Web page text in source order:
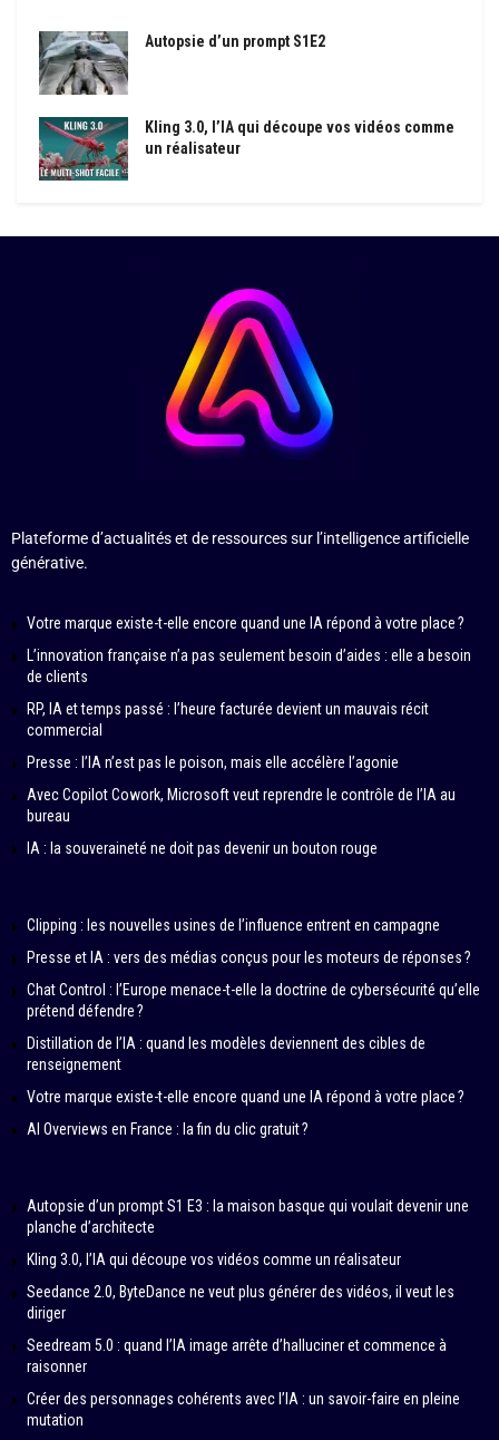
Autopsie d’un prompt S1E2
Kling 3.0, l’IA qui découpe vos vidéos comme
un réalisateur
Plateforme d’actualités et de ressources sur l’intelligence artificielle
générative.
Votre marque existe-t-elle encore quand une IA répond à votre place ?
L’innovation française n’a pas seulement besoin d’aides : elle a besoin
de clients
RP, IA et temps passé : l’heure facturée devient un mauvais récit
commercial
Presse : l’IA n’est pas le poison, mais elle accélère l’agonie
Avec Copilot Cowork, Microsoft veut reprendre le contrôle de l’IA au
bureau
IA : la souveraineté ne doit pas devenir un bouton rouge
Clipping : les nouvelles usines de l’influence entrent en campagne
Presse et IA : vers des médias conçus pour les moteurs de réponses ?
Chat Control : l’Europe menace-t-elle la doctrine de cybersécurité qu’elle
prétend défendre ?
Distillation de l’IA : quand les modèles deviennent des cibles de
renseignement
Votre marque existe-t-elle encore quand une IA répond à votre place ?
AI Overviews en France : la fin du clic gratuit ?
Autopsie d’un prompt S1 E3 : la maison basque qui voulait devenir une
planche d’architecte
Kling 3.0, l’IA qui découpe vos vidéos comme un réalisateur
Seedance 2.0, ByteDance ne veut plus générer des vidéos, il veut les
diriger
Seedream 5.0 : quand l’IA image arrête d’halluciner et commence à
raisonner
Créer des personnages cohérents avec l’IA : un savoir-faire en pleine
mutation